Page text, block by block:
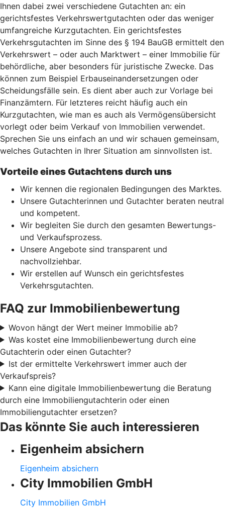
Ihnen dabei zwei verschiedene Gutachten an: ein
gerichtsfestes Verkehrswertgutachten oder das weniger
umfangreiche Kurzgutachten. Ein gerichtsfestes
Verkehrsgutachten im Sinne des § 194 BauGB ermittelt den
Verkehrswert – oder auch Marktwert – einer Immobilie für
behördliche, aber besonders für juristische Zwecke. Das
können zum Beispiel Erbauseinandersetzungen oder
Scheidungsfälle sein. Es dient aber auch zur Vorlage bei
Finanzämtern. Für letzteres reicht häufig auch ein
Kurzgutachten, wie man es auch als Vermögensübersicht
vorlegt oder beim Verkauf von Immobilien verwendet.
Sprechen Sie uns einfach an und wir schauen gemeinsam,
welches Gutachten in Ihrer Situation am sinnvollsten ist.
Vorteile eines Gutachtens durch uns
Wir kennen die regionalen Bedingungen des Marktes.
Unsere Gutachterinnen und Gutachter beraten neutral
und kompetent.
Wir begleiten Sie durch den gesamten Bewertungs-
und Verkaufsprozess.
Unsere Angebote sind transparent und
nachvollziehbar.
Wir erstellen auf Wunsch ein gerichtsfestes
Verkehrsgutachten.
FAQ zur Immobilienbewertung
Wovon hängt der Wert meiner Immobilie ab?
Was kostet eine Immobilienbewertung durch eine
Gutachterin oder einen Gutachter?
Ist der ermittelte Verkehrswert immer auch der
Verkaufspreis?
Kann eine digitale Immobilienbewertung die Beratung
durch eine Immobiliengutachterin oder einen
Immobiliengutachter ersetzen?
Das könnte Sie auch interessieren
Eigenheim absichern
Eigenheim absichern
City Immobilien GmbH
City Immobilien GmbH